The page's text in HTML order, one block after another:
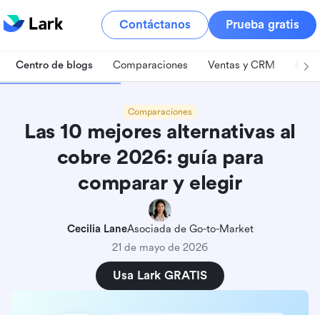
Contáctanos Prueba gratis
Centro de blogs Comparaciones Ventas y CRM
Comparaciones
Las 10 mejores alternativas al
cobre 2026: guía para
comparar y elegir
Cecilia LaneAsociada de Go-to-Market
21 de mayo de 2026
Usa Lark GRATIS